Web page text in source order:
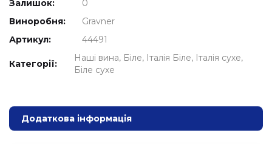
Залишок:
0
Виноробня:
Gravner
Артикул:
44491
Категорії:
Наші вина Біле Італія Біле Італія сухе
Біле сухе
Додаткова інформація